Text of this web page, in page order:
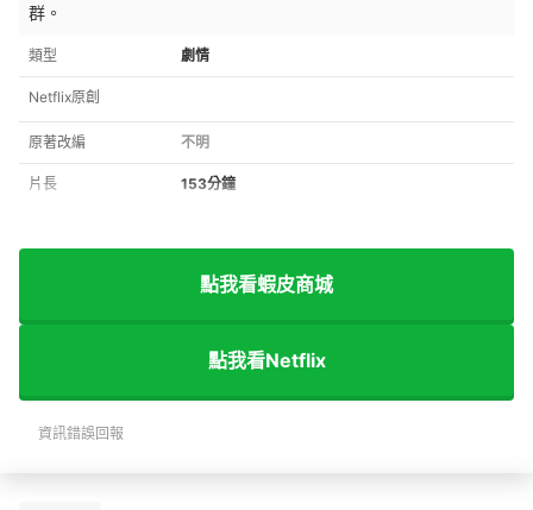
群。
類型 劇情
Netflix原創
原著改編 不明
片長 153分鐘
點我看蝦皮商城
點我看Netflix
資訊錯誤回報